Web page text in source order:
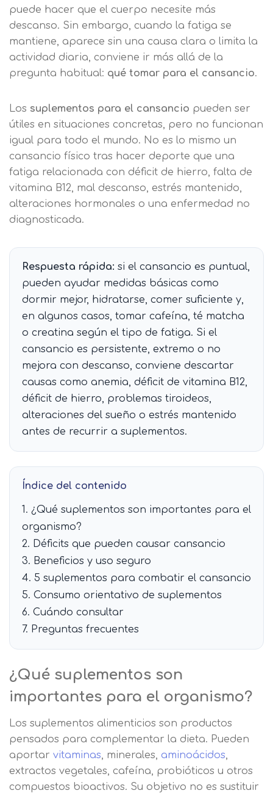
puede hacer que el cuerpo necesite más
descanso. Sin embargo, cuando la fatiga se
mantiene, aparece sin una causa clara o limita la
actividad diaria, conviene ir más allá de la
pregunta habitual: qué tomar para el cansancio.
Los suplementos para el cansancio pueden ser
útiles en situaciones concretas, pero no funcionan
igual para todo el mundo. No es lo mismo un
cansancio físico tras hacer deporte que una
fatiga relacionada con déficit de hierro, falta de
vitamina B12, mal descanso, estrés mantenido,
alteraciones hormonales o una enfermedad no
diagnosticada.
Respuesta rápida: si el cansancio es puntual,
pueden ayudar medidas básicas como
dormir mejor, hidratarse, comer suficiente y,
en algunos casos, tomar cafeína, té matcha
o creatina según el tipo de fatiga. Si el
cansancio es persistente, extremo o no
mejora con descanso, conviene descartar
causas como anemia, déficit de vitamina B12,
déficit de hierro, problemas tiroideos,
alteraciones del sueño o estrés mantenido
antes de recurrir a suplementos.
Índice del contenido
1. ¿Qué suplementos son importantes para el
organismo?
2. Déficits que pueden causar cansancio
3. Beneficios y uso seguro
4. 5 suplementos para combatir el cansancio
5. Consumo orientativo de suplementos
6. Cuándo consultar
7. Preguntas frecuentes
¿Qué suplementos son
importantes para el organismo?
Los suplementos alimenticios son productos
pensados para complementar la dieta. Pueden
aportar vitaminas, minerales, aminoácidos,
extractos vegetales, cafeína, probióticos u otros
compuestos bioactivos. Su objetivo no es sustituir